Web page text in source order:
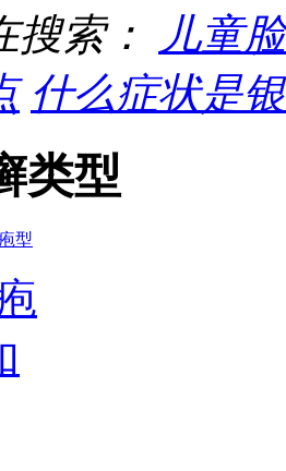
搜索：
儿童
什么症状是
类型
型